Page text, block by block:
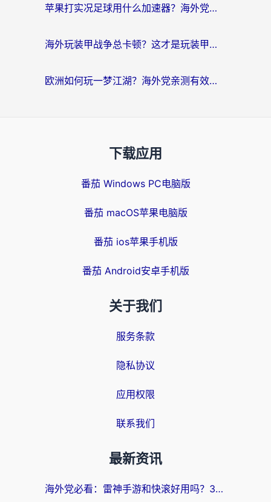
苹果打实况足球用什么加速器？海外党亲测有效的国服游戏加速指南
海外玩装甲战争总卡顿？这才是玩装甲战争最好的加速器（附马来西亚玩重装上阵攻略）
欧洲如何玩一梦江湖？海外党亲测有效的国服游戏加速指南
下载应用
番茄 Windows PC电脑版
番茄 macOS苹果电脑版
番茄 ios苹果手机版
番茄 Android安卓手机版
关于我们
服务条款
隐私协议
应用权限
联系我们
最新资讯
海外党必看：雷神手游和快滚好用吗？3步选对回国加速器无缝刷国内资源